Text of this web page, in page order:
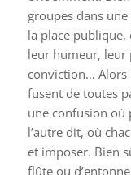
groupes dans
la place
leur humeur, leur
conviction… Alors
fusent de toutes
une confusion où
l’autre dit, où
et imposer. Bien
flûte ou